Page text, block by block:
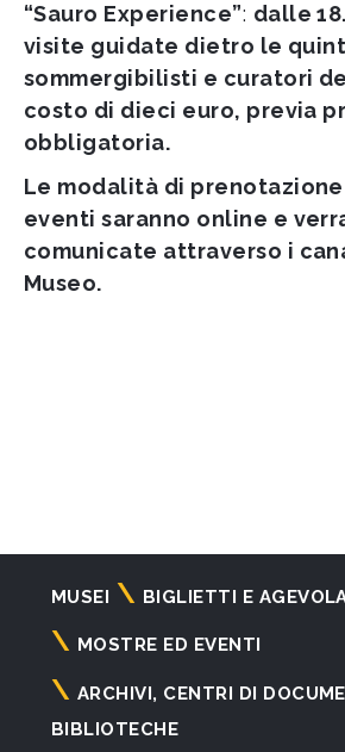
“Sauro Experience”: dalle
visite guidate dietro le
sommergibilisti e curatori
costo di dieci euro, previa
obbligatoria.
Le modalità di
eventi saranno online e
comunicate attraverso i
Museo.
Navigazione
principale
MUSEI BIGLIETTI E
MOSTRE ED EVENTI
ARCHIVI, CENTRI DI
BIBLIOTECHE